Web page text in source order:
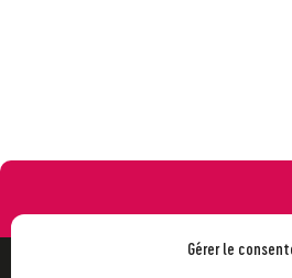
Gérer le